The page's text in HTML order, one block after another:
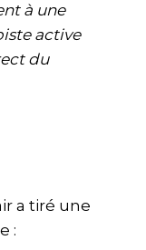
à une
active
du
a tiré une
: